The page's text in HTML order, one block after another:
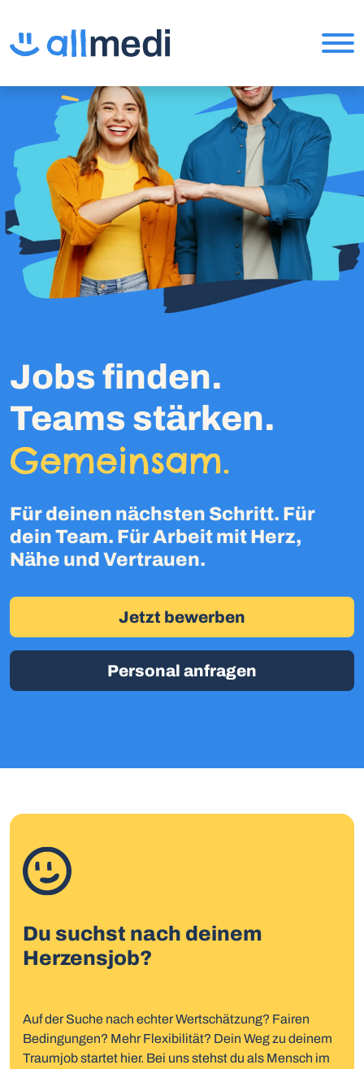
Jobs finden.
Teams stärken.
Gemeinsam.
Für deinen nächsten Schritt. Für
dein Team. Für Arbeit mit Herz,
Nähe und Vertrauen.
Jetzt bewerben
Personal anfragen
Du suchst nach deinem
Herzensjob?
Auf der Suche nach echter Wertschätzung? Fairen
Bedingungen? Mehr Flexibilität? Dein Weg zu deinem
Traumjob startet hier. Bei uns stehst du als Mensch im